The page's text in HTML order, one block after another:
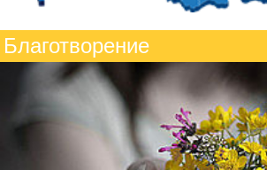
Благотворение